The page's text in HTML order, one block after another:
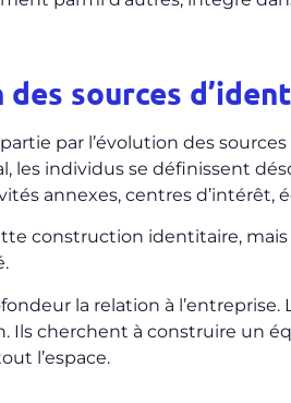
sources
par l’évolution des
les individus se définissent
annexes, centres d’intérêt,
construction identitaire,
la relation à
Ils cherchent à construire un
l’espace.